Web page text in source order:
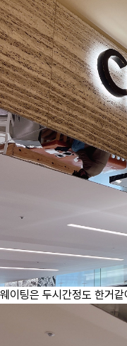
웨이팅은 두시간정도 한거